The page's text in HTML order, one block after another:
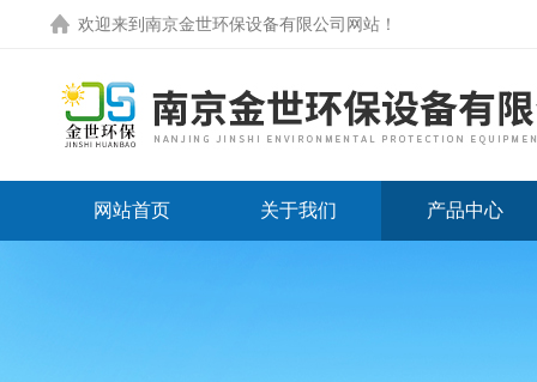
欢迎来到 南京金世环保设备有限公司网站 ！
网站首页 关于我们 产品中心